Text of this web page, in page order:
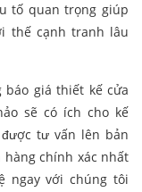
tố quan trọng giúp
thế cạnh tranh lâu
giá thiết kế cửa
sẽ có ích cho kế
tư vấn lên bản
chính xác nhất
ngay với chúng tôi